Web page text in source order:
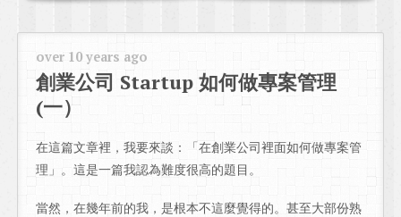
over 10 years ago
創業公司 Startup 如何做專案管理
(一）
在這篇文章裡，我要來談：「在創業公司裡面如何做專案管
理」。這是一篇我認為難度很高的題目。
當然，在幾年前的我，是根本不這麼覺得的。甚至大部份熟